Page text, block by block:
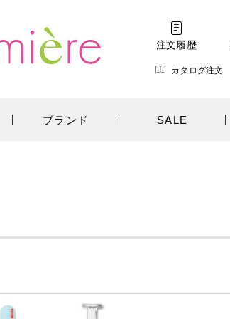
注文履歴
カタログ注文
ブランド SALE